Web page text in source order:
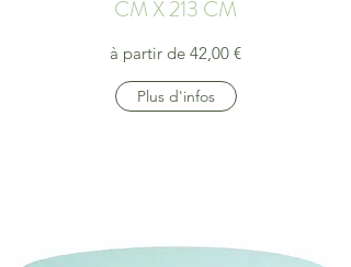
CM X 213 CM
à partir de 42,00 €
Plus d'infos